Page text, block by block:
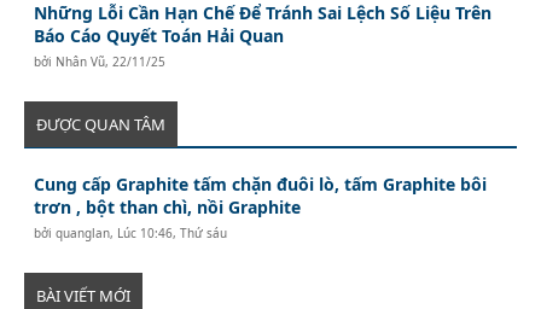
Những Lỗi Cần Hạn Chế Để Tránh Sai Lệch Số Liệu Trên
Báo Cáo Quyết Toán Hải Quan
bởi Nhân Vũ,22/11/25
ĐƯỢC QUAN TÂM
Cung cấp Graphite tấm chặn đuôi lò, tấm Graphite bôi
trơn , bột than chì, nồi Graphite
bởiquanglan, Lúc 10:46, Thứ sáu
BÀI VIẾT MỚI